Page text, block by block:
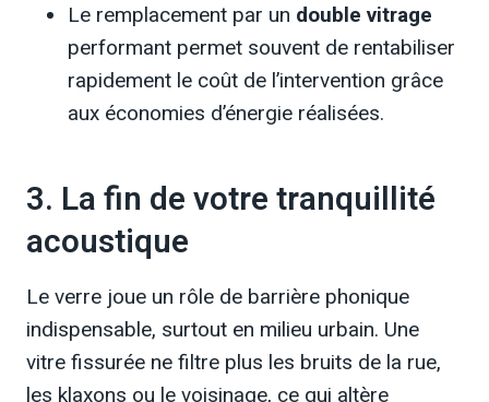
Le remplacement par un double vitrage
performant permet souvent de rentabiliser
rapidement le coût de l’intervention grâce
aux économies d’énergie réalisées.
3. La fin de votre tranquillité
acoustique
Le verre joue un rôle de barrière phonique
indispensable, surtout en milieu urbain. Une
vitre fissurée ne filtre plus les bruits de la rue,
les klaxons ou le voisinage, ce qui altère